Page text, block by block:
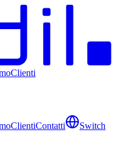
Clienti
ClientiContatti
Switch